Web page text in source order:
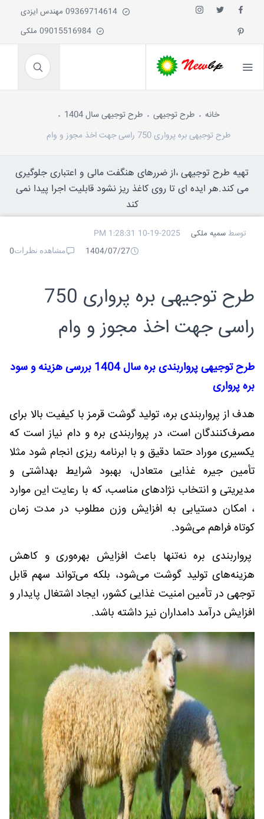
خانه طرح توجیهی
طرح توجیهی سال 1404
طرح توجیهی بره پرواری 750 راسی جهت اخذ مجوز و وام
تهیه طرح توجیهی ،از ضررهای هنگفت مالی و اعتباری جلوگیری
می کند.هر ایده ای تا روی کاغذ ریز نشود قابلیت اجرا پیدا نمی
کند
توسط سمیه ملکی
10-19-2025 1:28:31 PM
1404/07/27
مشاهده نظرات0
طرح توجیهی بره پرواری 750
راسی جهت اخذ مجوز و وام
طرح توجیهی پرواربندی بره سال 1404 بررسی هزینه و سود
بره پرواری
هدف از پرواربندی بره، تولید گوشت قرمز با کیفیت بالا برای
مصرف‌کنندگان است، در پرواربندی بره و دام نیاز است که
یکسیری موراد حتما دقیق و با ابرنامه ریزی انجام شود مثلا
تأمین جیره غذایی متعادل، بهبود شرایط بهداشتی و
مدیریتی و انتخاب نژادهای مناسب، که با رعایت این موارد
، امکان دستیابی به افزایش وزن مطلوب در مدت زمان
کوتاه فراهم می‌شود.
پرواربندی بره نه‌تنها باعث افزایش بهره‌وری و کاهش
هزینه‌های تولید گوشت می‌شود، بلکه می‌تواند سهم قابل
توجهی در تأمین امنیت غذایی کشور، ایجاد اشتغال پایدار و
افزایش درآمد دامداران نیز داشته باشد.